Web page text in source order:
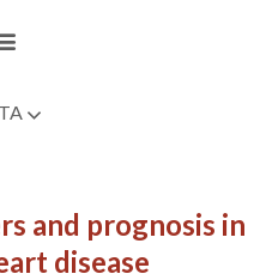
and prognosis in
disease